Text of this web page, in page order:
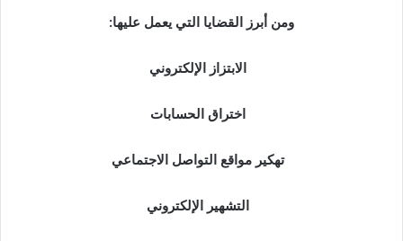
ومن أبرز القضايا التي يعمل عليها:
الابتزاز الإلكتروني
اختراق الحسابات
تهكير مواقع التواصل الاجتماعي
التشهير الإلكتروني